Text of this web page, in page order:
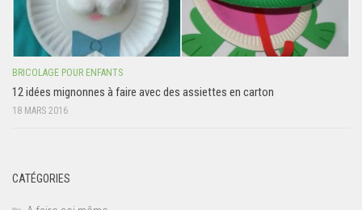
BRICOLAGE POUR ENFANTS
12 idées mignonnes à faire avec des assiettes en carton
18 MARS 2016
CATÉGORIES